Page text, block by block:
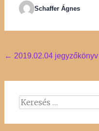
Schaffer Ágnes
Post
← 2019.02.04 jegyzőkönyv
Keresés: